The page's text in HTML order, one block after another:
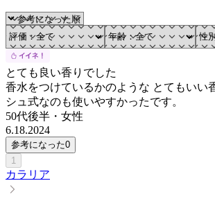
とても良い香りでした
香水をつけているかのような とてもいい
シュ式なのも使いやすかったです。
50代後半 ・ 女性
6.18.2024
参考になった0
1
カラリア